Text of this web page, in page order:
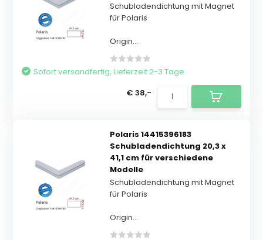
Schubladendichtung mit Magnet
für Polaris
Origin...
Sofort versandfertig, Lieferzeit 2-3 Tage
€ 38,-
Polaris 14415396183
Schubladendichtung 20,3 x
41,1 cm für verschiedene
Modelle
Schubladendichtung mit Magnet
für Polaris
Origin...